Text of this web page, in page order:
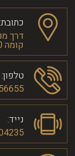
כתובת:
קומה 30)
טלפון:
נייד: